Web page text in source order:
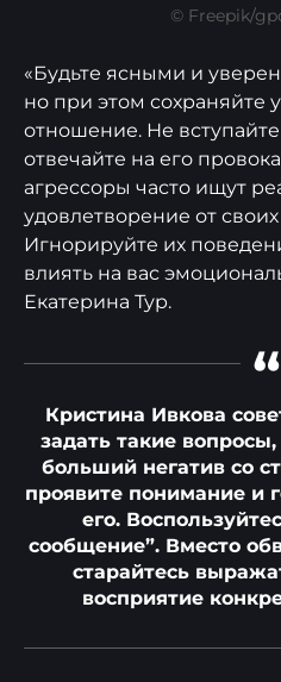
© Freepik/
«Будьте ясными и
но при этом сохраняйте
отношение. Не
отвечайте на его
агрессоры часто ищут
удовлетворение от
Игнорируйте их
влиять на вас
Екатерина Тур.
“
Кристина Ивкова
задать такие
больший негатив со
проявите понимание и
его.
сообщение”. Вместо
старайтесь
восприятие